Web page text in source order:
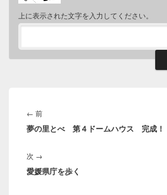
上に表示された文字を入力してください。
稿
ナ
ゲ
ー
シ
← 前前
の
夢の里とべ 第４ドームハウス 完成！
次 →
の
愛媛県庁を歩く